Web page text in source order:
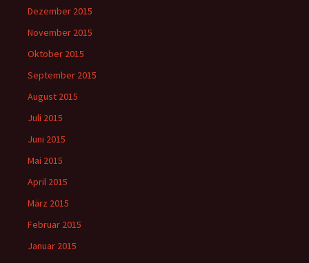
Dezember 2015
November 2015
Oktober 2015
September 2015
August 2015
Juli 2015
Juni 2015
Mai 2015
April 2015
März 2015
Februar 2015
Januar 2015